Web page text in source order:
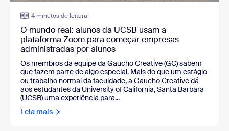
4 minutos de leitura
O mundo real: alunos da UCSB usam a
plataforma Zoom para começar empresas
administradas por alunos
Os membros da equipe da Gaucho Creative (GC) sabem
que fazem parte de algo especial. Mais do que um estágio
ou trabalho normal da faculdade, a Gaucho Creative dá
aos estudantes da University of California, Santa Barbara
(UCSB) uma experiência para...
Leia mais